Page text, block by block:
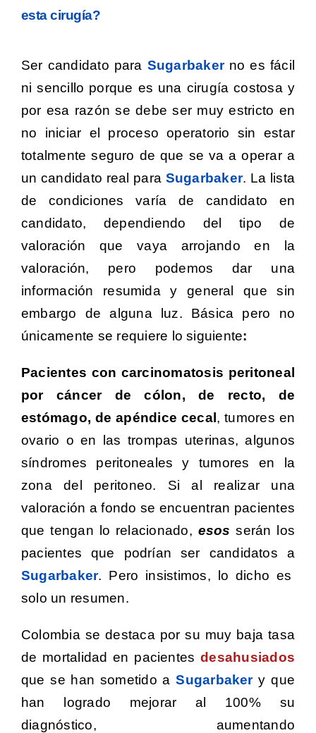
esta cirugía?
Ser candidato para Sugarbaker no es fácil
ni sencillo porque es una cirugía costosa y
por esa razón se debe ser muy estricto en
no iniciar el proceso operatorio sin estar
totalmente seguro de que se va a operar a
un candidato real para Sugarbaker. La lista
de condiciones varía de candidato en
candidato, dependiendo del tipo de
valoración que vaya arrojando en la
valoración, pero podemos dar una
información resumida y general que sin
embargo de alguna luz. Básica pero no
únicamente se requiere lo siguiente:
Pacientes con carcinomatosis peritoneal
por cáncer de cólon, de recto, de
estómago, de apéndice cecal, tumores en
ovario o en las trompas uterinas, algunos
síndromes peritoneales y tumores en la
zona del peritoneo. Si al realizar una
valoración a fondo se encuentran pacientes
que tengan lo relacionado, esos serán los
pacientes que podrían ser candidatos a
Sugarbaker. Pero insistimos, lo dicho es
solo un resumen.
Colombia se destaca por su muy baja tasa
de mortalidad en pacientes desahusiados
que se han sometido a Sugarbaker y que
han logrado mejorar al 100% su
diagnóstico, aumentando